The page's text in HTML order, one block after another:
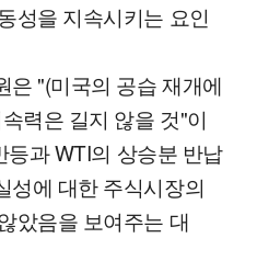
성을 지속시키는 요인
은 "(미국의 공습 재개에
력은 길지 않을 것"이
과 WTI의 상승분 반납
성에 대한 주식시장의
았음을 보여주는 대